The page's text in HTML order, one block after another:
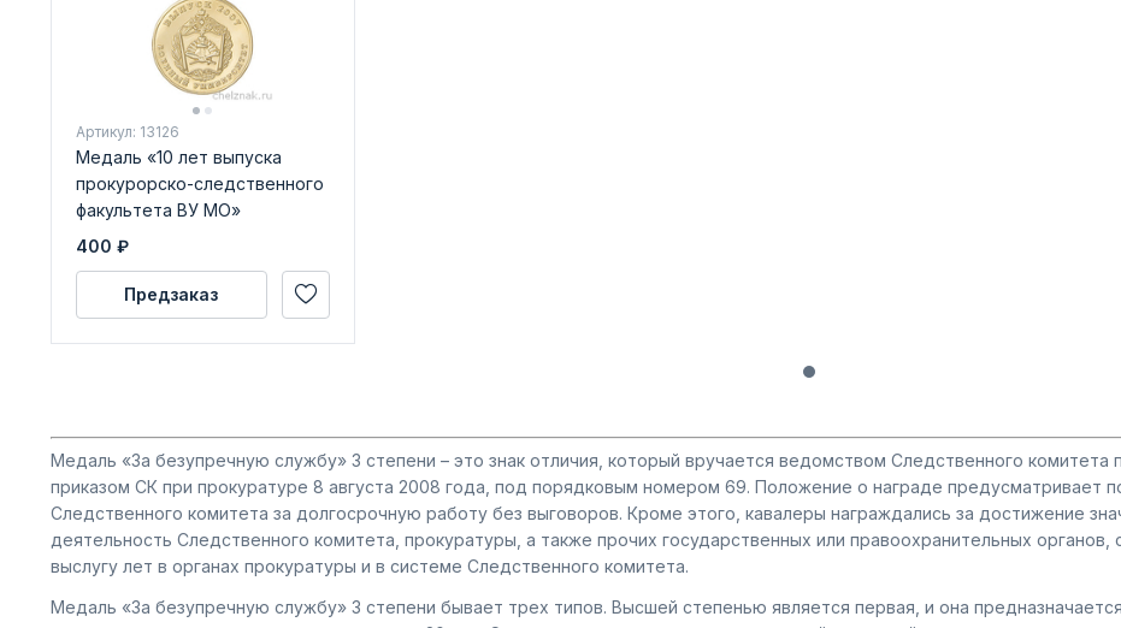
Артикул: 13126
Медаль «10 лет выпуска
прокурорско-следственного
факультета ВУ МО»
400 ₽
Предзаказ
Медаль «За безупречную службу» 3 степени – это знак отличия, который вручается ведомством Следственного
приказом СК при прокуратуре 8 августа 2008 года, под порядковым номером 69. Положение о награде предусматривает
Следственного комитета за долгосрочную работу без выговоров. Кроме этого, кавалеры награждались за достижение
деятельность Следственного комитета, прокуратуры, а также прочих государственных или правоохранительных
выслугу лет в органах прокуратуры и в системе Следственного комитета.
Медаль «За безупречную службу» 3 степени бывает трех типов. Высшей степенью является первая, и она